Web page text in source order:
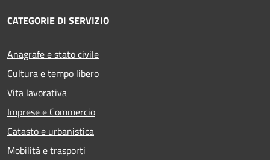
CATEGORIE DI SERVIZIO
Anagrafe e stato civile
Cultura e tempo libero
Vita lavorativa
Imprese e Commercio
Catasto e urbanistica
Mobilità e trasporti